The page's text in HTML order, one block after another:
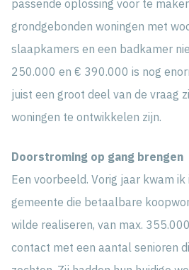
passende oplossing voor te
grondgebonden woningen met
slaapkamers en een badkamer
250.000 en € 390.000 is nog
juist een groot deel van de vraag
woningen te ontwikkelen zijn.
Doorstroming op gang brengen
Een voorbeeld. Vorig jaar kwam
gemeente die betaalbare
wilde realiseren, van max.
contact met een aantal senioren